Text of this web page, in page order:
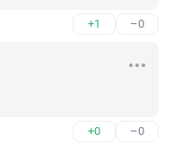
+1 –0
+0 –0